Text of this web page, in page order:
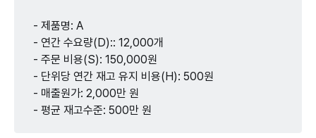
- 제품명: A
- 연간 수요량(D):: 12,000개
- 주문 비용(S): 150,000원
- 단위당 연간 재고 유지 비용(H): 500원
- 매출원가: 2,000만 원
- 평균 재고수준: 500만 원